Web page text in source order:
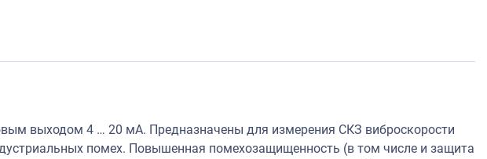
выходом 4 … 20 мА. Предназначены для измерения СКЗ виброскорости
помех. Повышенная помехозащищенность (в том числе и защита